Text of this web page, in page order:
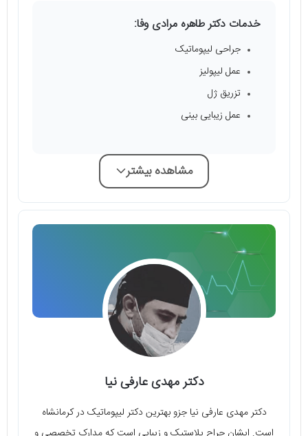
خدمات دکتر طاهره مرادی وفا:
جراحی لیپوماتیک
عمل لیپولیز
تزریق ژل
عمل زیبایی بینی
مشاهده بیشتر
دکتر مهدی عارفی نیا
دکتر مهدی عارفی نیا جزو بهترین دکتر لیپوماتیک در کرمانشاه